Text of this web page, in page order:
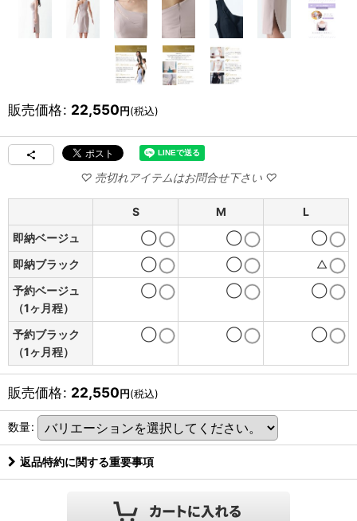
販売価格: 22,550円(税込)
S M
L
即納ベージュ
◯ ◯
◯
即納ブラック
◯ ◯
△
予約ベージュ
（1ヶ月程）
◯ ◯ ◯
予約ブラック
（1ヶ月程）
◯ ◯ ◯
販売価格: 22,550円(税込)
数量:
返品特約に関する重要事項